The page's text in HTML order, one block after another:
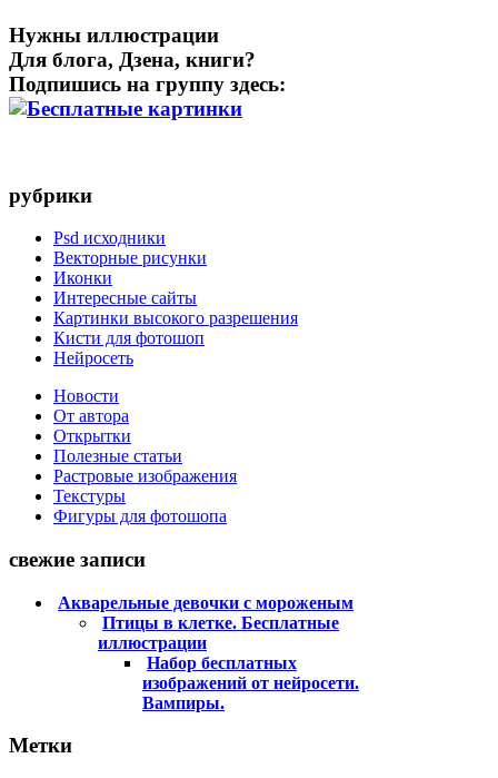
Нужны иллюстрации
Для блога, Дзена, книги?
Подпишись на группу здесь:
рубрики
Psd исходники
Векторные рисунки
Иконки
Интересные сайты
Картинки высокого разрешения
Кисти для фотошоп
Нейросеть
Новости
От автора
Открытки
Полезные статьи
Растровые изображения
Текстуры
Фигуры для фотошопа
свежие записи
Акварельные девочки с мороженым
Птицы в клетке. Бесплатные
иллюстрации
Набор бесплатных
изображений от нейросети.
Вампиры.
Метки